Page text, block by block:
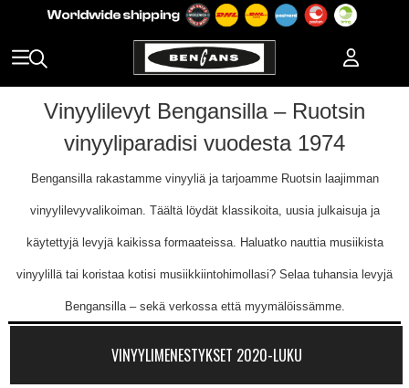
Vinyylilevyt Bengansilla – Ruotsin
vinyyliparadisi vuodesta 1974
Bengansilla rakastamme vinyyliä ja tarjoamme Ruotsin laajimman
vinyylilevyvalikoiman. Täältä löydät klassikoita, uusia julkaisuja ja
käytettyjä levyjä kaikissa formaateissa. Haluatko nauttia musiikista
vinyylillä tai koristaa kotisi musiikkiintohimollasi? Selaa tuhansia levyjä
Bengansilla – sekä verkossa että myymälöissämme.
VINYYLIMENESTYKSET 2020-LUKU